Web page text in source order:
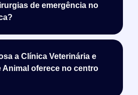
de emergência no
a Clínica Veterinária e
Animal oferece no centro